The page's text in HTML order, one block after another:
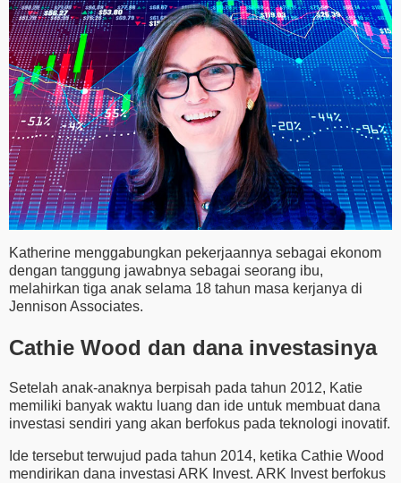
Katherine menggabungkan pekerjaannya sebagai ekonom
dengan tanggung jawabnya sebagai seorang ibu,
melahirkan tiga anak selama 18 tahun masa kerjanya di
Jennison Associates.
Cathie Wood dan dana investasinya
Setelah anak-anaknya berpisah pada tahun 2012, Katie
memiliki banyak waktu luang dan ide untuk membuat dana
investasi sendiri yang akan berfokus pada teknologi inovatif.
Ide tersebut terwujud pada tahun 2014, ketika Cathie Wood
mendirikan dana investasi ARK Invest. ARK Invest berfokus